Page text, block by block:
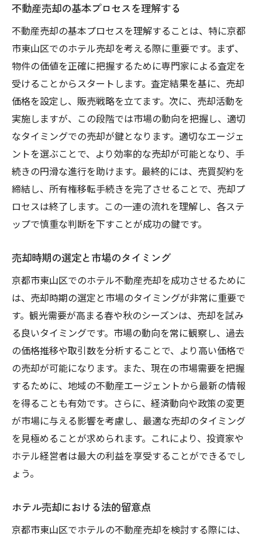
競合物件との違いを明確にする
売却までのプロセスと時間管理
成功事例に学ぶ広告戦略
不動産売却で最大限の利益を得るための京都市
東山区市場動向分析
最新の市場動向と価格推移
地域需給バランスの分析
外部環境の変化が売却に与える影響
市場データに基づく価格設定の重要性
市場調査を活用した売却の成功法
競合分析で得る知見
のステップ
地域の強みを引き出すプレゼンテーション
ステークホルダーとの連携方法
地域に根差した売却プランの策定
地域の歴史と文化を売却ストーリーに活用
地域住民の意見を取り入れた戦略
京都市東山区の不動産売却における効率的なプ
ロセスとは
売却プロセスを効率化するためのステップ
スムーズな売却交渉のための準備
法
売却後のフォローアップと顧客満足度向上
不動産売却の基本プロセスを理解する
不動産売却の基本プロセスを理解することは、特に京都
市東山区でのホテル売却を考える際に重要です。まず、
物件の価値を正確に把握するために専門家による査定を
受けることからスタートします。査定結果を基に、売却
価格を設定し、販売戦略を立てます。次に、売却活動を
実施しますが、この段階では市場の動向を把握し、適切
なタイミングでの売却が鍵となります。適切なエージェ
ントを選ぶことで、より効率的な売却が可能となり、手
続きの円滑な進行を助けます。最終的には、売買契約を
締結し、所有権移転手続きを完了させることで、売却プ
ロセスは終了します。この一連の流れを理解し、各ステ
ップで慎重な判断を下すことが成功の鍵です。
売却時期の選定と市場のタイミング
京都市東山区でのホテル不動産売却を成功させるために
は、売却時期の選定と市場のタイミングが非常に重要で
す。観光需要が高まる春や秋のシーズンは、売却を試み
る良いタイミングです。市場の動向を常に観察し、過去
の価格推移や取引数を分析することで、より高い価格で
の売却が可能になります。また、現在の市場需要を把握
するために、地域の不動産エージェントから最新の情報
を得ることも有効です。さらに、経済動向や政策の変更
が市場に与える影響を考慮し、最適な売却のタイミング
を見極めることが求められます。これにより、投資家や
ホテル経営者は最大の利益を享受することができるでし
ょう。
ホテル売却における法的留意点
京都市東山区でホテルの不動産売却を検討する際には、